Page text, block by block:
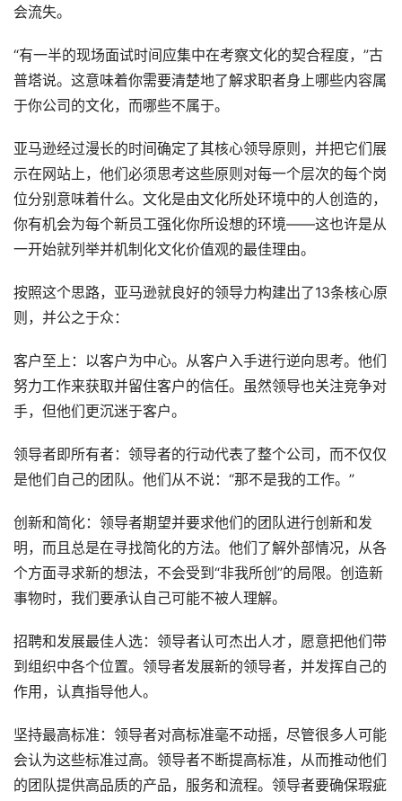
会流失。
“有一半的现场面试时间应集中在考察文化的契合程度，”古
普塔说。这意味着你需要清楚地了解求职者身上哪些内容属
于你公司的文化，而哪些不属于。
亚马逊经过漫长的时间确定了其核心领导原则，并把它们展
示在网站上，他们必须思考这些原则对每一个层次的每个岗
位分别意味着什么。文化是由文化所处环境中的人创造的，
你有机会为每个新员工强化你所设想的环境——这也许是从
一开始就列举并机制化文化价值观的最佳理由。
按照这个思路，亚马逊就良好的领导力构建出了13条核心原
则，并公之于众：
客户至上：以客户为中心。从客户入手进行逆向思考。他们
努力工作来获取并留住客户的信任。虽然领导也关注竞争对
手，但他们更沉迷于客户。
领导者即所有者：领导者的行动代表了整个公司，而不仅仅
是他们自己的团队。他们从不说：“那不是我的工作。”
创新和简化：领导者期望并要求他们的团队进行创新和发
明，而且总是在寻找简化的方法。他们了解外部情况，从各
个方面寻求新的想法，不会受到“非我所创”的局限。创造新
事物时，我们要承认自己可能不被人理解。
招聘和发展最佳人选：领导者认可杰出人才，愿意把他们带
到组织中各个位置。领导者发展新的领导者，并发挥自己的
作用，认真指导他人。
坚持最高标准：领导者对高标准毫不动摇，尽管很多人可能
会认为这些标准过高。领导者不断提高标准，从而推动他们
的团队提供高品质的产品，服务和流程。领导者要确保瑕疵